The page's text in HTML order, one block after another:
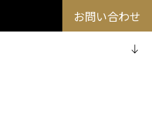
お問い合わせ